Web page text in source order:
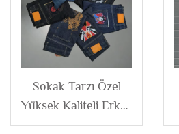
Erkek
Sokak Tarzı Özel
Yüksek Kaliteli Erkek
İşlemeli Düz Kesim